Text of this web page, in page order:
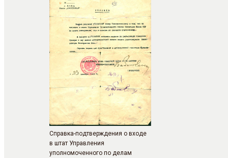
Справка-подтверждения о входе
в штат Управления
уполномоченного по делам